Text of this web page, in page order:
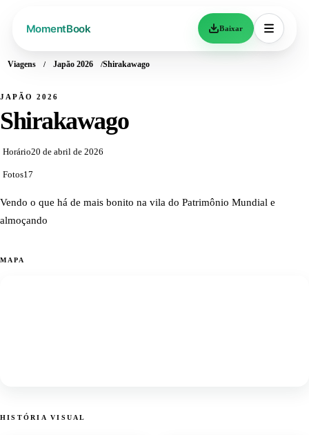
Baixar
Viagens Japão 2026 Shirakawago
JAPÃO 2026
Shirakawago
Horário20 de abril de 2026
Fotos17
Vendo o que há de mais bonito na vila do Patrimônio Mundial e
almoçando
MAPA
HISTÓRIA VISUAL